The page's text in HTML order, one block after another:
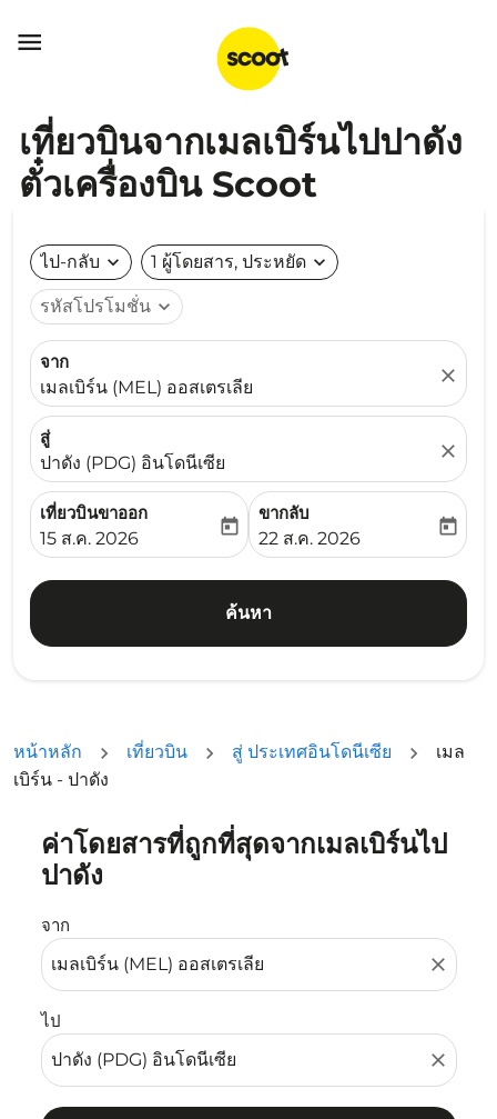

เที่ยวบินจากเมลเบิร์นไปปาดัง
ตั๋วเครื่องบิน Scoot
ไป-กลับ expand_more 1 ผู้โดยสาร, ประหยัด expand_more
รหัสโปรโมชั่น expand_more
จาก
เมลเบิร์น (MEL) ออสเตรเลีย
close
สู่
ปาดัง (PDG) อินโดนีเซีย
close
เที่ยวบินขาออก
fc-booking-departure-date-aria-label
15 ส.ค. 2026
today
ขากลับ
fc-booking-return-date-
22 ส.ค. 2026
today
ค้นหา
หน้าหลัก เที่ยวบิน สู่ ประเทศอินโดนีเซีย
เมล
เบิร์น - ปาดัง
ค่าโดยสารที่ถูกที่สุดจากเมลเบิร์นไป
ปาดัง
จาก
close
ไป
close
ลองอัปเดตเส้นทางของคุณ (ต้นทางและ/หรือปลายทาง) หรื